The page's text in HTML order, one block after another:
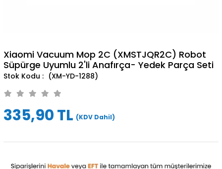
Xiaomi Vacuum Mop 2C (XMSTJQR2C) Robot
Süpürge Uyumlu 2'li Anafırça- Yedek Parça Seti
(XM-YD-1288)
335,90 TL (KDV Dahil)